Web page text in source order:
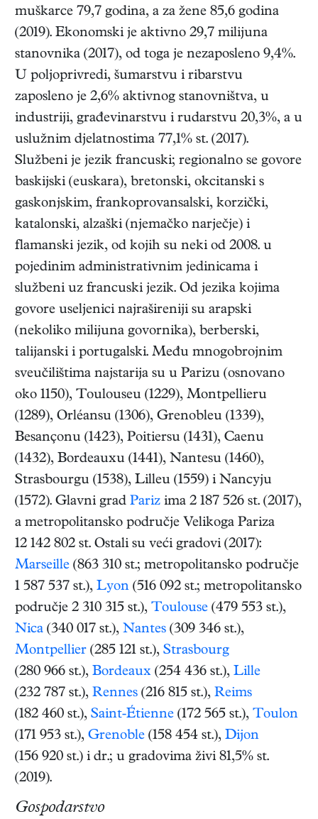
muškarce 79,7 godina, a za žene 85,6 godina
(2019). Ekonomski je aktivno 29,7 milijuna
stanovnika (2017), od toga je nezaposleno 9,4%.
U poljoprivredi, šumarstvu i ribarstvu
zaposleno je 2,6% aktivnog stanovništva, u
industriji, građevinarstvu i rudarstvu 20,3%, a u
uslužnim djelatnostima 77,1% st. (2017).
Službeni je jezik francuski; regionalno se govore
baskijski (euskara), bretonski, okcitanski s
gaskonjskim, frankoprovansalski, korzički,
katalonski, alzaški (njemačko narječje) i
flamanski jezik, od kojih su neki od 2008. u
pojedinim administrativnim jedinicama i
službeni uz francuski jezik. Od jezika kojima
govore useljenici najrašireniji su arapski
(nekoliko milijuna govornika), berberski,
talijanski i portugalski. Među mnogobrojnim
sveučilištima najstarija su u Parizu (osnovano
oko 1150), Toulouseu (1229), Montpellieru
(1289), Orléansu (1306), Grenobleu (1339),
Besançonu (1423), Poitiersu (1431), Caenu
(1432), Bordeauxu (1441), Nantesu (1460),
Strasbourgu (1538), Lilleu (1559) i Nancyju
(1572). Glavni grad Pariz ima 2 187 526 st. (2017),
a metropolitansko područje Velikoga Pariza
12 142 802 st. Ostali su veći gradovi (2017):
Marseille (863 310 st.; metropolitansko područje
1 587 537 st.), Lyon (516 092 st.; metropolitansko
područje 2 310 315 st.), Toulouse (479 553 st.),
Nica (340 017 st.), Nantes (309 346 st.),
Montpellier (285 121 st.), Strasbourg
(280 966 st.), Bordeaux (254 436 st.), Lille
(232 787 st.), Rennes (216 815 st.), Reims
(182 460 st.), Saint-Étienne (172 565 st.), Toulon
(171 953 st.), Grenoble (158 454 st.), Dijon
(156 920 st.) i dr.; u gradovima živi 81,5% st.
(2019).
Gospodarstvo